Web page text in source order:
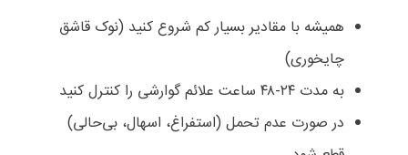
همیشه با مقادیر بسیار کم شروع کنید (نوک قاشق
چایخوری)
به مدت ۲۴-۴۸ ساعت علائم گوارشی را کنترل کنید
در صورت عدم تحمل (استفراغ، اسهال، بی‌حالی)